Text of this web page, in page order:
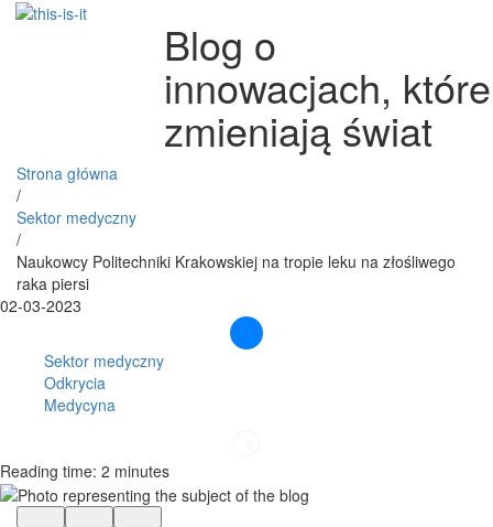
Blog o
innowacjach, które
zmieniają świat
Strona główna
/
Sektor medyczny
/
Naukowcy Politechniki Krakowskiej na tropie leku na złośliwego
raka piersi
02-03-2023
Sektor medyczny
Odkrycia
Medycyna
Reading time: 2 minutes